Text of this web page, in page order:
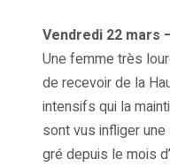
Vendredi 22 mars
Une femme très
de recevoir de la
intensifs qui la
sont vus infliger
gré depuis le mois